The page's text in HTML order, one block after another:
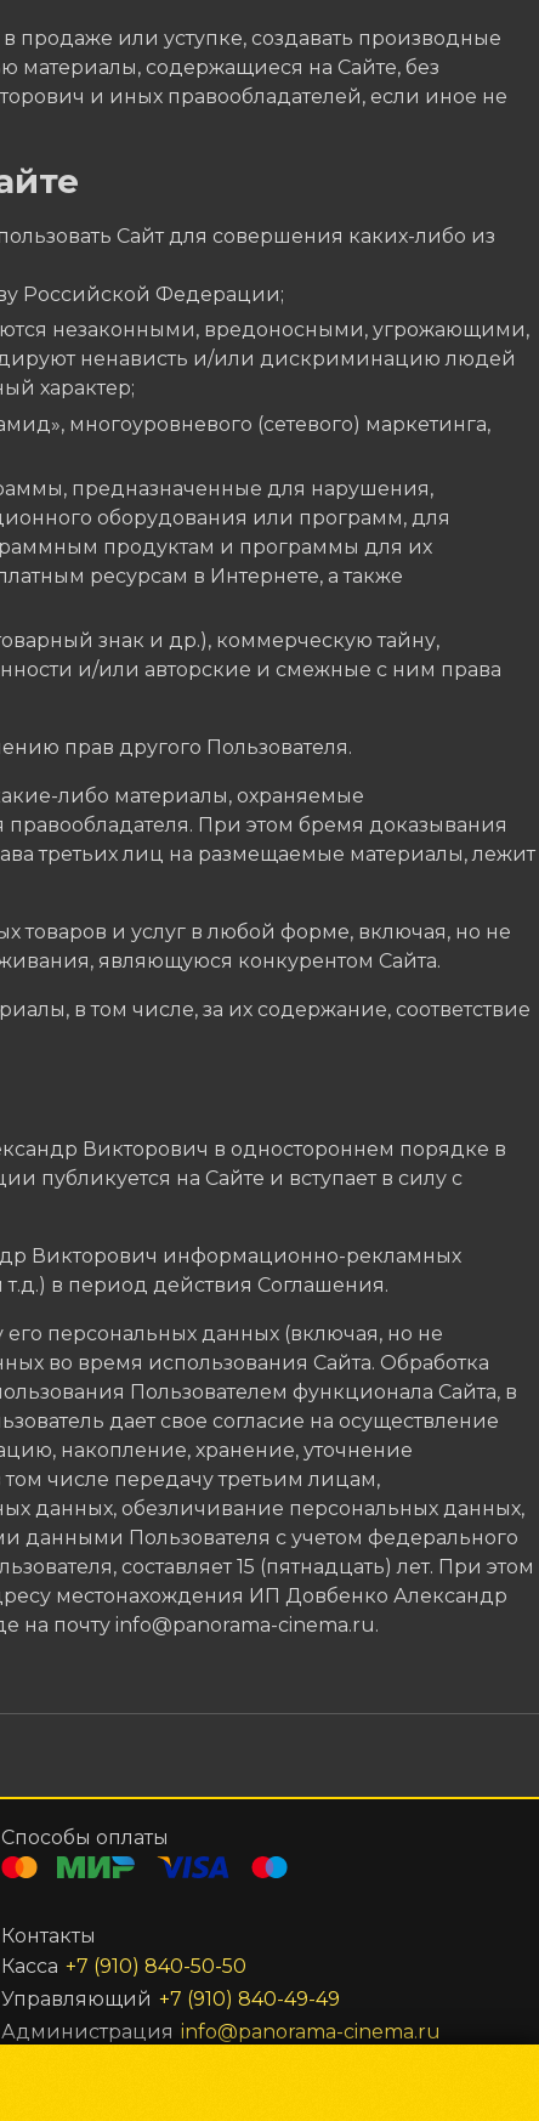
продаже или уступке, создавать производные
материалы, содержащиеся на Сайте, без
и иных правообладателей, если иное не
Сайт для совершения каких-либо из
Российской Федерации;
незаконными, вредоносными, угрожающими,
ненависть и/или дискриминацию людей
характер;
многоуровневого (сетевого) маркетинга,
предназначенные для нарушения,
оборудования или программ, для
продуктам и программы для их
ресурсам в Интернете, а также
знак и др.), коммерческую тайну,
и/или авторские и смежные с ним права
прав другого Пользователя.
либо материалы, охраняемые
правообладателя. При этом бремя доказывания
третьих лиц на размещаемые материалы, лежит
товаров и услуг в любой форме, включая, но не
являющуюся конкурентом Сайта.
в том числе, за их содержание, соответствие
Викторович в одностороннем порядке в
публикуется на Сайте и вступает в силу с
Викторович информационно-рекламных
в период действия Соглашения.
его персональных данных (включая, но не
во время использования Сайта. Обработка
Пользователем функционала Сайта, в
дает свое согласие на осуществление
накопление, хранение, уточнение
числе передачу третьим лицам,
данных, обезличивание персональных данных,
данными Пользователя с учетом федерального
составляет 15 (пятнадцать) лет. При этом
местонахождения ИП Довбенко Александр
на почту info@panorama-cinema.ru.
Способы оплаты
Контакты
Касса +7 (910) 840-50-50
Управляющий +7 (910) 840-49-49
Администрация info@panorama-cinema.ru